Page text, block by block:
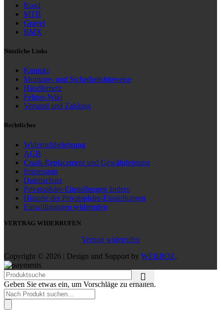
Road
MTB
Gravel
BMX
Nützliche Links
Kontakt
Montage- und Sicherheitshinweise
Händlernetz
Felgen-Wiki
Versand und Zahlung
Rechtliches
Widerrufsbelehrung
AGB
Crash-Replacement und Gewährleistung
Impressum
Datenschutz
Privatsphäre-Einstellungen ändern
Historie der Privatsphäre-Einstellungen
Einwilligungen widerrufen
VERTRAG WIDERRUFEN
Vertrag widerrufen
Copyright © 2026 | Design und Support by WEBBOZ.
Geben Sie etwas ein, um Vorschläge zu erhalten.
Products
search